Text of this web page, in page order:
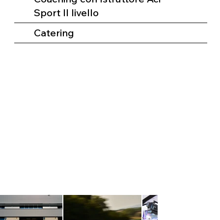
Sport II livello
Catering